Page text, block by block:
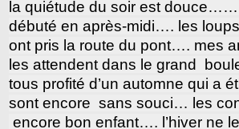
la quiétude du soir est douce……
débuté en après-midi…. les
ont pris la route du pont…. mes
les attendent dans le grand
tous profité d’un automne qui a
sont encore sans souci… les
encore bon enfant…. l’hiver ne